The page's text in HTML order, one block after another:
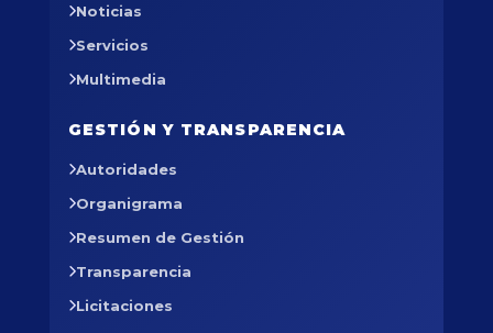
Noticias
Servicios
Multimedia
GESTIÓN Y TRANSPARENCIA
Autoridades
Organigrama
Resumen de Gestión
Transparencia
Licitaciones